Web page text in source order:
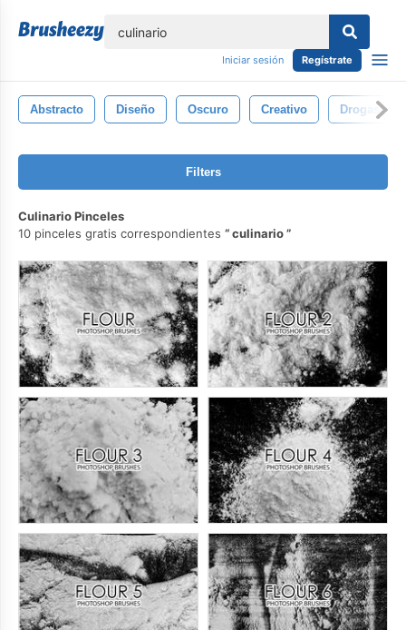
Iniciar sesión Regístrate
Abstracto Diseño Oscuro Creativo Drogas
Filters
Culinario Pinceles
10 pinceles gratis correspondientes
culinario